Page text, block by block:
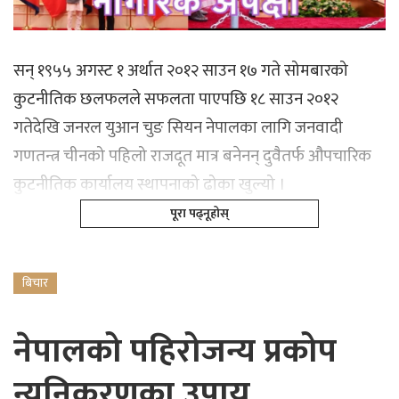
सन् १९५५ अगस्ट १ अर्थात २०१२ साउन १७ गते सोमबारको
कुटनीतिक छलफलले सफलता पाएपछि १८ साउन २०१२
गतेदेखि जनरल युआन चुङ सियन नेपालका लागि जनवादी
गणतन्त्र चीनको पहिलो राजदूत मात्र बनेनन् दुवैतर्फ औपचारिक
कुटनीतिक कार्यालय स्थापनाको ढोका खुल्यो ।
पूरा पढ्नूहोस्
बिचार
नेपालको पहिरोजन्य प्रकोप